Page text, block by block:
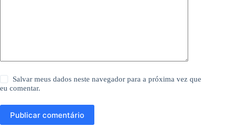
Salvar meus dados neste navegador para a próxima vez que
eu comentar.
Publicar comentário